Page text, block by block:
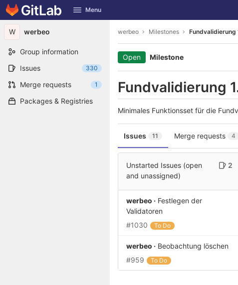
Skip to content
GitLab Menu
W werbeo
Group information
Issues
330
Merge requests 1
Packages & Registries
werbeo Milestones Fundvalidierung
Open Milestone
Fundvalidierung
Minimales Funktionsset für die
Issues 11 Merge requests 4
Unstarted Issues (open
and unassigned)
2
werbeo · Festlegen der
Validatoren
#1030
To Do
werbeo · Beobachtung löschen
#959
To Do